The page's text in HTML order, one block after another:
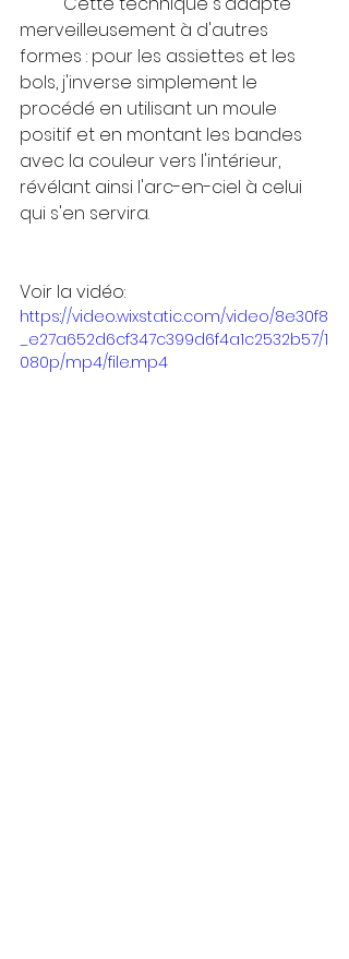
merveilleusement à d'autres
formes : pour les assiettes et les
bols, j'inverse simplement le
procédé en utilisant un moule
positif et en montant les bandes
avec la couleur vers l'intérieur,
révélant ainsi l'arc-en-ciel à celui
qui s'en servira.
Voir la vidéo:
https://video.wixstatic.com/video/8e30f8
_e27a652d6cf347c399d6f4a1c2532b57/1
080p/mp4/file.mp4